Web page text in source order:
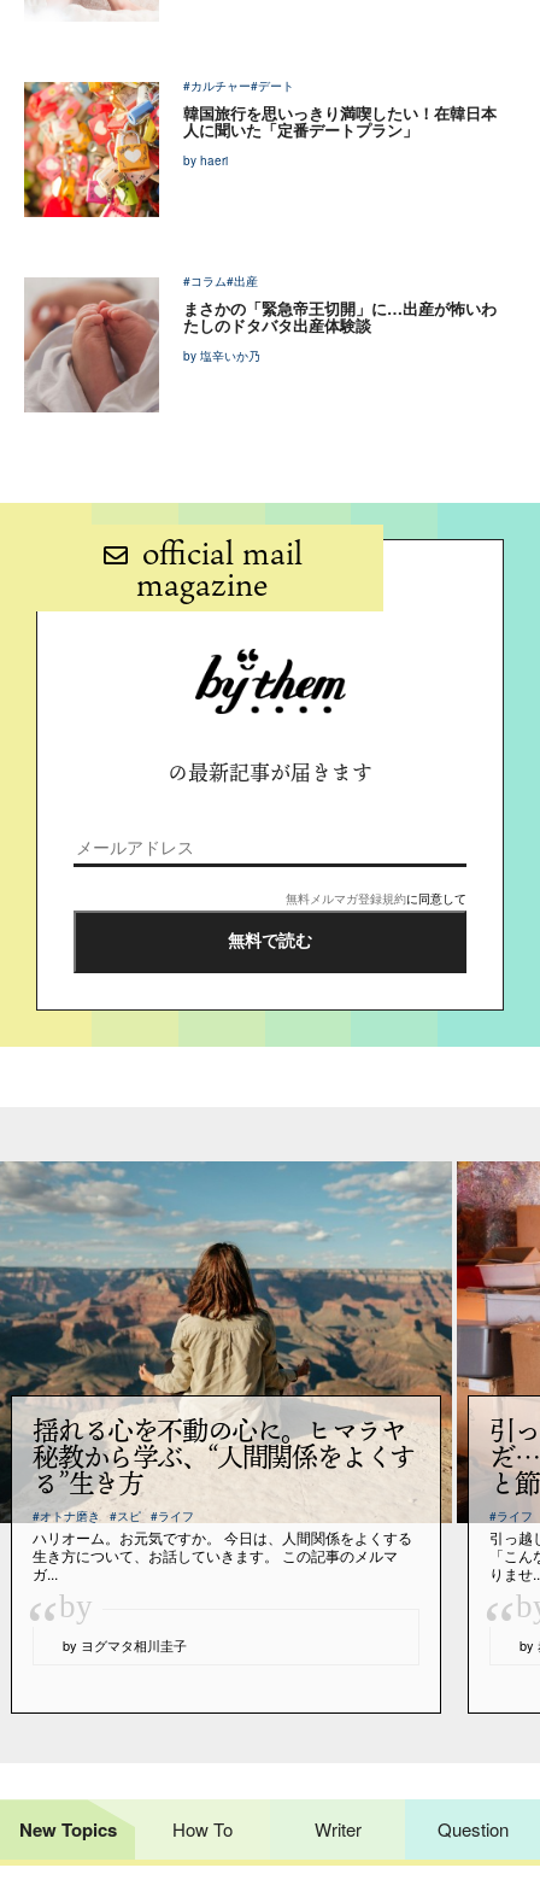
#カルチャー#デート
韓国旅行を思いっきり満喫したい！在韓日本
人に聞いた「定番デートプラン」
by haeri
#コラム#出産
まさかの「緊急帝王切開」に…出産が怖いわ
たしのドタバタ出産体験談
by 塩辛いか乃
official mail
magazine
の最新記事が届きます
無料メルマガ登録規約に同意して
揺れる心を不動の心に。ヒマラヤ
秘教から学ぶ、“人間関係をよくす
る”生き方
#オトナ磨き #スピ #ライフ
ハリオーム。お元気ですか。 今日は、人間関係をよくする
生き方について、お話していきます。 この記事のメルマ
ガ...
“by
by ヨグマタ相川圭子
引
だ…
と
#ライフ
引っ越
「こ
りませ
“ by
New Topics How To Writer Question